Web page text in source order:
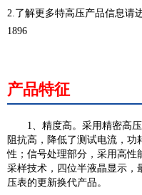
2.了解更多特高压产品信息请
1896
产品特征
1、精度高。采用精密高
阻抗高，降低了测试电流，
性；信号处理部分，采用高性
采样技术，四位半液晶显示，
压表的更新换代产品。